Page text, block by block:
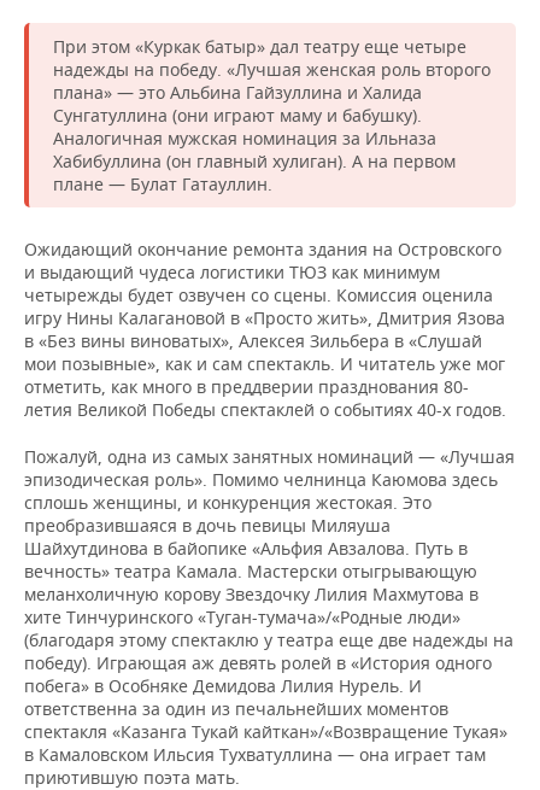
При этом «Куркак батыр» дал театру еще четыре
надежды на победу. «Лучшая женская роль второго
плана» — это Альбина Гайзуллина и Халида
Сунгатуллина (они играют маму и бабушку).
Аналогичная мужская номинация за Ильназа
Хабибуллина (он главный хулиган). А на первом
плане — Булат Гатауллин.
Ожидающий окончание ремонта здания на Островского
и выдающий чудеса логистики ТЮЗ как минимум
четырежды будет озвучен со сцены. Комиссия оценила
игру Нины Калагановой в «Просто жить», Дмитрия Язова
в «Без вины виноватых», Алексея Зильбера в «Слушай
мои позывные», как и сам спектакль. И читатель уже мог
отметить, как много в преддверии празднования 80-
летия Великой Победы спектаклей о событиях 40-х годов.
Пожалуй, одна из самых занятных номинаций — «Лучшая
эпизодическая роль». Помимо челнинца Каюмова здесь
сплошь женщины, и конкуренция жестокая. Это
преобразившаяся в дочь певицы Миляуша
Шайхутдинова в байопике «Альфия Авзалова. Путь в
вечность» театра Камала. Мастерски отыгрывающую
меланхоличную корову Звездочку Лилия Махмутова в
хите Тинчуринского «Туган-тумача»/«Родные люди»
(благодаря этому спектаклю у театра еще две надежды на
победу). Играющая аж девять ролей в «История одного
побега» в Особняке Демидова Лилия Нурель. И
ответственна за один из печальнейших моментов
спектакля «Казанга Тукай кайткан»/«Возвращение Тукая»
в Камаловском Ильсия Тухватуллина — она играет там
приютившую поэта мать.